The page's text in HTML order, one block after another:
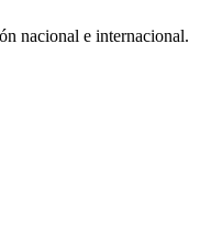
nacional e internacional.